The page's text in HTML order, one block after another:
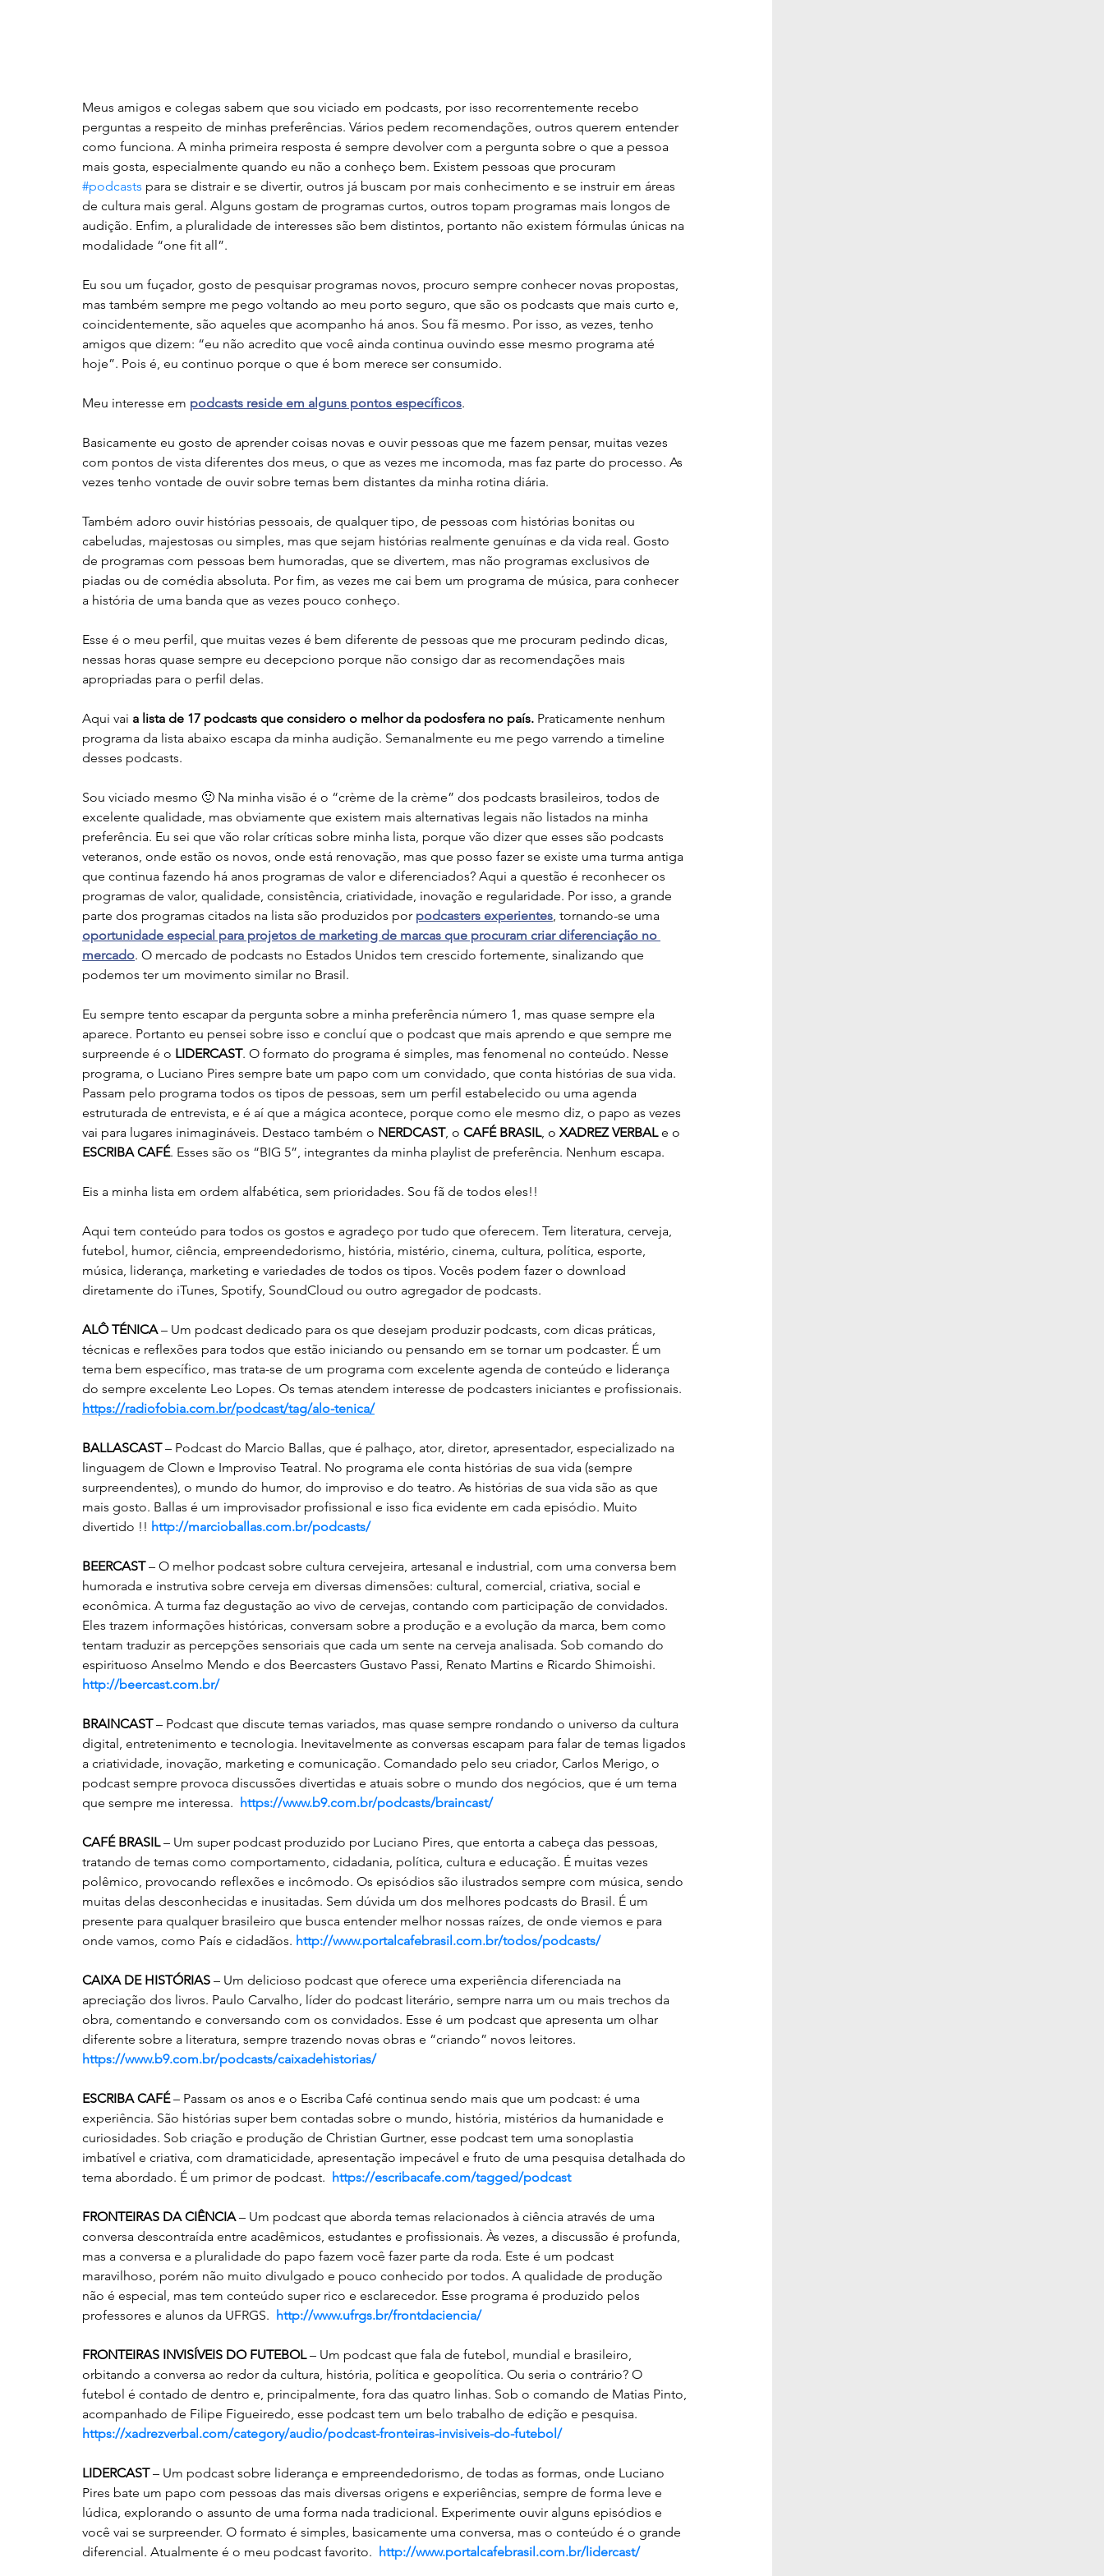
Meus amigos e colegas sabem que sou viciado em podcasts, por isso recorrentemente recebo
perguntas a respeito de minhas preferências. Vários pedem recomendações, outros querem entender
como funciona. A minha primeira resposta é sempre devolver com a pergunta sobre o que a pessoa
mais gosta, especialmente quando eu não a conheço bem. Existem pessoas que procuram
#podcasts para se distrair e se divertir, outros já buscam por mais conhecimento e se instruir em áreas
de cultura mais geral. Alguns gostam de programas curtos, outros topam programas mais longos de
audição. Enfim, a pluralidade de interesses são bem distintos, portanto não existem fórmulas únicas na
modalidade “one fit all”.
Eu sou um fuçador, gosto de pesquisar programas novos, procuro sempre conhecer novas propostas,
mas também sempre me pego voltando ao meu porto seguro, que são os podcasts que mais curto e,
coincidentemente, são aqueles que acompanho há anos. Sou fã mesmo. Por isso, as vezes, tenho
amigos que dizem: “eu não acredito que você ainda continua ouvindo esse mesmo programa até
hoje”. Pois é, eu continuo porque o que é bom merece ser consumido.
Meu interesse em podcasts reside em alguns pontos específicos.
Basicamente eu gosto de aprender coisas novas e ouvir pessoas que me fazem pensar, muitas vezes
com pontos de vista diferentes dos meus, o que as vezes me incomoda, mas faz parte do processo. As
vezes tenho vontade de ouvir sobre temas bem distantes da minha rotina diária.
Também adoro ouvir histórias pessoais, de qualquer tipo, de pessoas com histórias bonitas ou
cabeludas, majestosas ou simples, mas que sejam histórias realmente genuínas e da vida real. Gosto
de programas com pessoas bem humoradas, que se divertem, mas não programas exclusivos de
piadas ou de comédia absoluta. Por fim, as vezes me cai bem um programa de música, para conhecer
a história de uma banda que as vezes pouco conheço.
Esse é o meu perfil, que muitas vezes é bem diferente de pessoas que me procuram pedindo dicas,
nessas horas quase sempre eu decepciono porque não consigo dar as recomendações mais
apropriadas para o perfil delas.
Aqui vai a lista de 17 podcasts que considero o melhor da podosfera no país. Praticamente nenhum
programa da lista abaixo escapa da minha audição. Semanalmente eu me pego varrendo a timeline
desses podcasts.
Sou viciado mesmo 🙂 Na minha visão é o “crème de la crème” dos podcasts brasileiros, todos de
excelente qualidade, mas obviamente que existem mais alternativas legais não listados na minha
preferência. Eu sei que vão rolar críticas sobre minha lista, porque vão dizer que esses são podcasts
veteranos, onde estão os novos, onde está renovação, mas que posso fazer se existe uma turma antiga
que continua fazendo há anos programas de valor e diferenciados? Aqui a questão é reconhecer os
programas de valor, qualidade, consistência, criatividade, inovação e regularidade. Por isso, a grande
parte dos programas citados na lista são produzidos por podcasters experientes, tornando-se uma
oportunidade especial para projetos de marketing de marcas que procuram criar diferenciação no
mercado. O mercado de podcasts no Estados Unidos tem crescido fortemente, sinalizando que
podemos ter um movimento similar no Brasil.
Eu sempre tento escapar da pergunta sobre a minha preferência número 1, mas quase sempre ela
aparece. Portanto eu pensei sobre isso e concluí que o podcast que mais aprendo e que sempre me
surpreende é o LIDERCAST. O formato do programa é simples, mas fenomenal no conteúdo. Nesse
programa, o Luciano Pires sempre bate um papo com um convidado, que conta histórias de sua vida.
Passam pelo programa todos os tipos de pessoas, sem um perfil estabelecido ou uma agenda
estruturada de entrevista, e é aí que a mágica acontece, porque como ele mesmo diz, o papo as vezes
vai para lugares inimagináveis. Destaco também o NERDCAST, o CAFÉ BRASIL, o XADREZ VERBAL e o
ESCRIBA CAFÉ. Esses são os “BIG 5”, integrantes da minha playlist de preferência. Nenhum escapa.
Eis a minha lista em ordem alfabética, sem prioridades. Sou fã de todos eles!!
Aqui tem conteúdo para todos os gostos e agradeço por tudo que oferecem. Tem literatura, cerveja,
futebol, humor, ciência, empreendedorismo, história, mistério, cinema, cultura, política, esporte,
música, liderança, marketing e variedades de todos os tipos. Vocês podem fazer o download
diretamente do iTunes, Spotify, SoundCloud ou outro agregador de podcasts.
ALÔ TÉNICA – Um podcast dedicado para os que desejam produzir podcasts, com dicas práticas,
técnicas e reflexões para todos que estão iniciando ou pensando em se tornar um podcaster. É um
tema bem específico, mas trata-se de um programa com excelente agenda de conteúdo e liderança
do sempre excelente Leo Lopes. Os temas atendem interesse de podcasters iniciantes e profissionais.
https://radiofobia.com.br/podcast/tag/alo-tenica/
BALLASCAST – Podcast do Marcio Ballas, que é palhaço, ator, diretor, apresentador, especializado na
linguagem de Clown e Improviso Teatral. No programa ele conta histórias de sua vida (sempre
surpreendentes), o mundo do humor, do improviso e do teatro. As histórias de sua vida são as que
mais gosto. Ballas é um improvisador profissional e isso fica evidente em cada episódio. Muito
divertido !! http://marcioballas.com.br/podcasts/
BEERCAST – O melhor podcast sobre cultura cervejeira, artesanal e industrial, com uma conversa bem
humorada e instrutiva sobre cerveja em diversas dimensões: cultural, comercial, criativa, social e
econômica. A turma faz degustação ao vivo de cervejas, contando com participação de convidados.
Eles trazem informações históricas, conversam sobre a produção e a evolução da marca, bem como
tentam traduzir as percepções sensoriais que cada um sente na cerveja analisada. Sob comando do
espirituoso Anselmo Mendo e dos Beercasters Gustavo Passi, Renato Martins e Ricardo Shimoishi.
http://beercast.com.br/
BRAINCAST – Podcast que discute temas variados, mas quase sempre rondando o universo da cultura
digital, entretenimento e tecnologia. Inevitavelmente as conversas escapam para falar de temas ligados
a criatividade, inovação, marketing e comunicação. Comandado pelo seu criador, Carlos Merigo, o
podcast sempre provoca discussões divertidas e atuais sobre o mundo dos negócios, que é um tema
que sempre me interessa. https://www.b9.com.br/podcasts/braincast/
CAFÉ BRASIL – Um super podcast produzido por Luciano Pires, que entorta a cabeça das pessoas,
tratando de temas como comportamento, cidadania, política, cultura e educação. É muitas vezes
polêmico, provocando reflexões e incômodo. Os episódios são ilustrados sempre com música, sendo
muitas delas desconhecidas e inusitadas. Sem dúvida um dos melhores podcasts do Brasil. É um
presente para qualquer brasileiro que busca entender melhor nossas raízes, de onde viemos e para
onde vamos, como País e cidadãos. http://www.portalcafebrasil.com.br/todos/podcasts/
CAIXA DE HISTÓRIAS – Um delicioso podcast que oferece uma experiência diferenciada na
apreciação dos livros. Paulo Carvalho, líder do podcast literário, sempre narra um ou mais trechos da
obra, comentando e conversando com os convidados. Esse é um podcast que apresenta um olhar
diferente sobre a literatura, sempre trazendo novas obras e “criando” novos leitores.
https://www.b9.com.br/podcasts/caixadehistorias/
ESCRIBA CAFÉ – Passam os anos e o Escriba Café continua sendo mais que um podcast: é uma
experiência. São histórias super bem contadas sobre o mundo, história, mistérios da humanidade e
curiosidades. Sob criação e produção de Christian Gurtner, esse podcast tem uma sonoplastia
imbatível e criativa, com dramaticidade, apresentação impecável e fruto de uma pesquisa detalhada do
tema abordado. É um primor de podcast. https://escribacafe.com/tagged/podcast
FRONTEIRAS DA CIÊNCIA – Um podcast que aborda temas relacionados à ciência através de uma
conversa descontraída entre acadêmicos, estudantes e profissionais. Às vezes, a discussão é profunda,
mas a conversa e a pluralidade do papo fazem você fazer parte da roda. Este é um podcast
maravilhoso, porém não muito divulgado e pouco conhecido por todos. A qualidade de produção
não é especial, mas tem conteúdo super rico e esclarecedor. Esse programa é produzido pelos
professores e alunos da UFRGS. http://www.ufrgs.br/frontdaciencia/
FRONTEIRAS INVISÍVEIS DO FUTEBOL – Um podcast que fala de futebol, mundial e brasileiro,
orbitando a conversa ao redor da cultura, história, política e geopolítica. Ou seria o contrário? O
futebol é contado de dentro e, principalmente, fora das quatro linhas. Sob o comando de Matias Pinto,
acompanhado de Filipe Figueiredo, esse podcast tem um belo trabalho de edição e pesquisa.
https://xadrezverbal.com/category/audio/podcast-fronteiras-invisiveis-do-futebol/
LIDERCAST – Um podcast sobre liderança e empreendedorismo, de todas as formas, onde Luciano
Pires bate um papo com pessoas das mais diversas origens e experiências, sempre de forma leve e
lúdica, explorando o assunto de uma forma nada tradicional. Experimente ouvir alguns episódios e
você vai se surpreender. O formato é simples, basicamente uma conversa, mas o conteúdo é o grande
diferencial. Atualmente é o meu podcast favorito. http://www.portalcafebrasil.com.br/lidercast/